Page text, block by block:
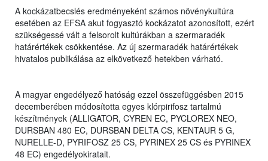
A kockázatbecslés eredményeként számos növénykultúra
esetében az EFSA akut fogyasztó kockázatot azonosított, ezért
szükségessé vált a felsorolt kultúrákban a szermaradék
határértékek csökkentése. Az új szermaradék határértékek
hivatalos publikálása az elkövetkező hetekben várható.
A magyar engedélyező hatóság ezzel összefüggésben 2015
decemberében módosította egyes klórpirifosz tartalmú
készítmények (ALLIGATOR, CYREN EC, PYCLOREX NEO,
DURSBAN 480 EC, DURSBAN DELTA CS, KENTAUR 5 G,
NURELLE-D, PYRIFOSZ 25 CS, PYRINEX 25 CS és PYRINEX
48 EC) engedélyokiratait.